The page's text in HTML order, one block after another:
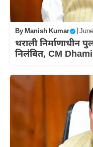
ByManish Kumar
थराली निर्माणाधीन
निलंबित, CM Dhami